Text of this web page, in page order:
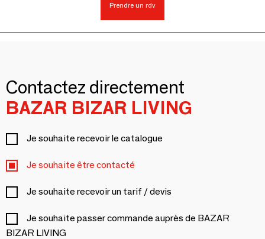
Prendre un rdv
Contactez directement
BAZAR BIZAR LIVING
Je souhaite recevoir le catalogue
Je souhaite être contacté
Je souhaite recevoir un tarif / devis
Je souhaite passer commande auprès de BAZAR
BIZAR LIVING